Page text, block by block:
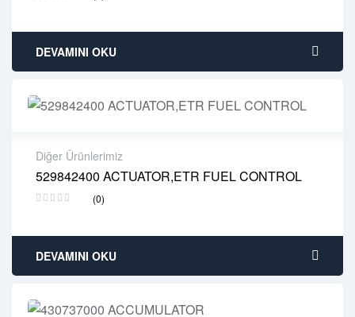
DEVAMINI OKU
Diğer Ürünlerimiz
529842400 ACTUATOR,ETR FUEL CONTROL
(0)
2 years warranty
Delivery time: 1-2 business days
DEVAMINI OKU